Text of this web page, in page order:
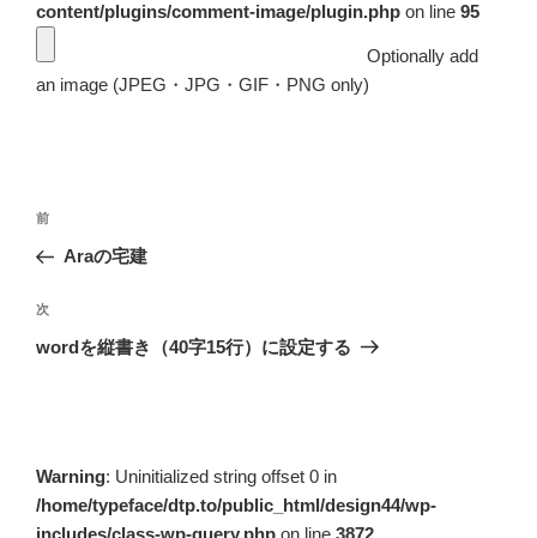
content/plugins/comment-image/plugin.php on line 95
Optionally add
an image (JPEG・JPG・GIF・PNG only)
投
ナ
ビ
ゲ
ン
前
の
稿
前
Araの宅建
次
の
次
wordを縦書き（40字15行）に設定する
Warning: Uninitialized string offset 0 in
/home/typeface/dtp.to/public_html/design44/wp-
includes/class-wp-query.php on line 3872